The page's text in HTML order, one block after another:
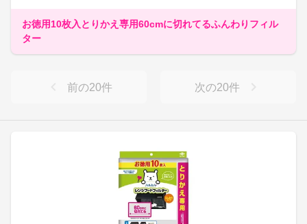
お徳用10枚入とりかえ専用60cmに切れてるふんわりフィル
ター
前の20件 次の20件